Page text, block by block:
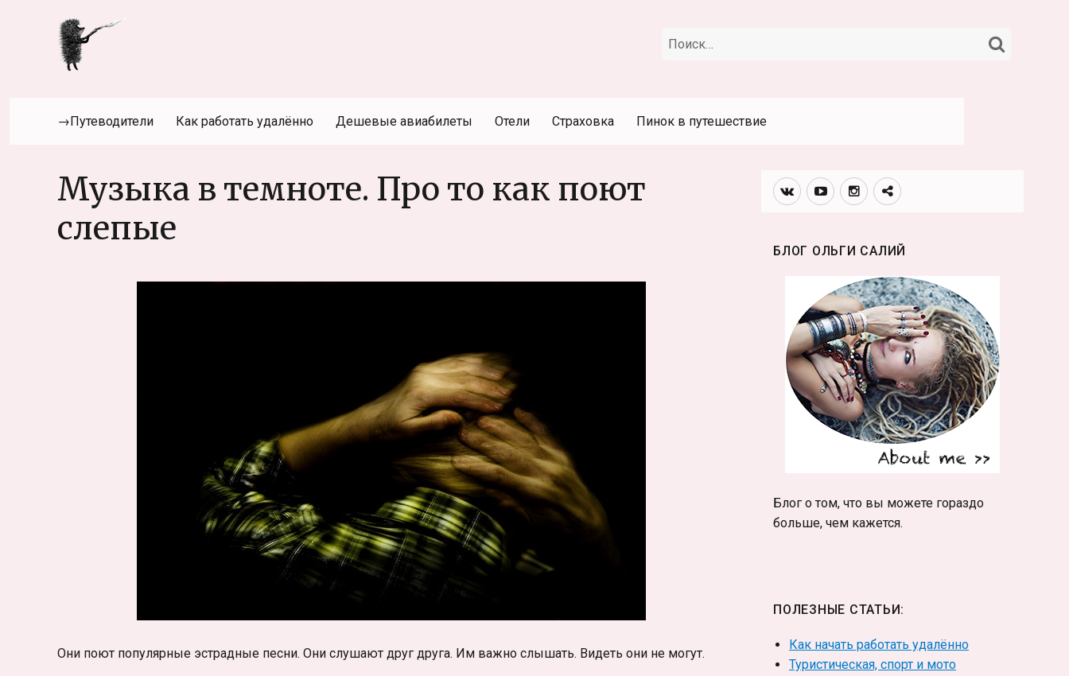
Искать:
→Путеводители Как работать удалённо Дешевые авиабилеты Отели Страховка Пинок в путешествие
Музыка в темноте. Про то как поют
слепые
Они поют популярные эстрадные песни. Они слушают друг друга. Им важно слышать. Видеть они не могут.
Вконтакте
YoutubeИнстаграмм
Телеграм
БЛОГ ОЛЬГИ САЛИЙ
Блог о том, что вы можете гораздо
больше, чем кажется.
ПОЛЕЗНЫЕ СТАТЬИ:
Как начать работать удалённо
Туристическая, спорт и мото